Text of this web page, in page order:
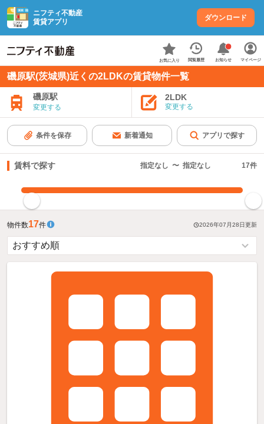
ニフティ不動産
賃貸アプリ
ダウンロード
お気に入り 閲覧履歴 お知らせ マイページ
磯原駅(茨城県)近くの2LDKの賃貸物件一覧
磯原駅
変更する
2LDK
変更する
条件を保存 新着通知 アプリで探す
賃料で探す 指定なし 〜 指定なし 17件
物件数17件 2026年07月28日更新